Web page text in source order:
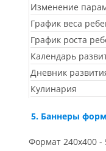
Изменение
График веса
График роста
Календарь
Дневник
Кулинария
5. Баннеры
Формат 240х400 -